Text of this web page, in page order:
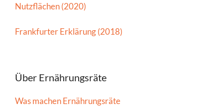
Nutzflächen (2020)
Frankfurter Erklärung (2018)
Über Ernährungsräte
Was machen Ernährungsräte